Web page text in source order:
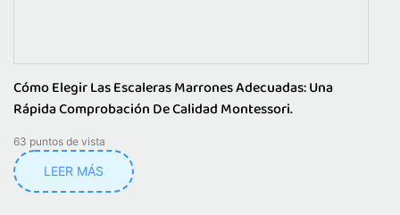
Cómo Elegir Las Escaleras Marrones Adecuadas: Una
Rápida Comprobación De Calidad Montessori.
63 puntos de vista
LEER MÁS